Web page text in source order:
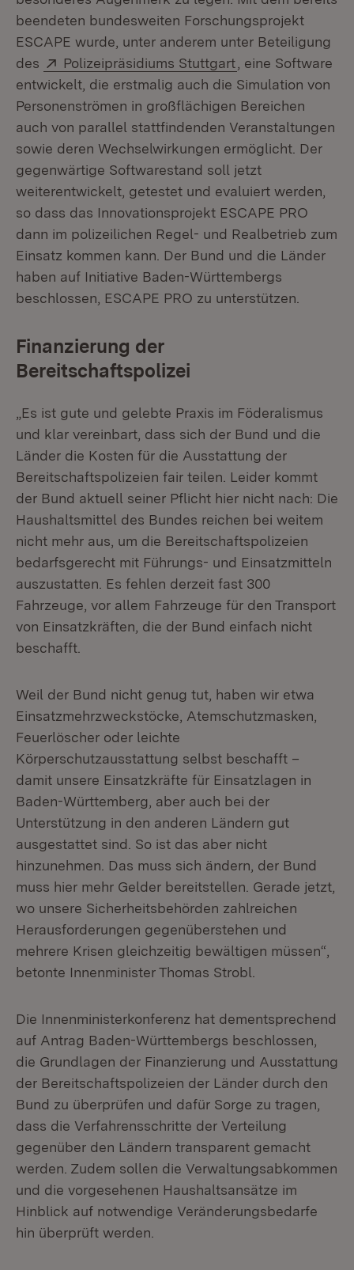
beendeten bundesweiten Forschungsprojekt
ESCAPE wurde, unter anderem unter Beteiligung
des
Extern:
Polizeipräsidiums Stuttgart (Öffnet in neuem
, eine Software
entwickelt, die erstmalig auch die Simulation von
Personenströmen in großflächigen Bereichen
auch von parallel stattfindenden Veranstaltungen
sowie deren Wechselwirkungen ermöglicht. Der
gegenwärtige Softwarestand soll jetzt
weiterentwickelt, getestet und evaluiert werden,
so dass das Innovationsprojekt ESCAPE PRO
dann im polizeilichen Regel- und Realbetrieb zum
Einsatz kommen kann. Der Bund und die Länder
haben auf Initiative Baden-Württembergs
beschlossen, ESCAPE PRO zu unterstützen.
Finanzierung der
Bereitschaftspolizei
„Es ist gute und gelebte Praxis im Föderalismus
und klar vereinbart, dass sich der Bund und die
Länder die Kosten für die Ausstattung der
Bereitschaftspolizeien fair teilen. Leider kommt
der Bund aktuell seiner Pflicht hier nicht nach: Die
Haushaltsmittel des Bundes reichen bei weitem
nicht mehr aus, um die Bereitschaftspolizeien
bedarfsgerecht mit Führungs- und Einsatzmitteln
auszustatten. Es fehlen derzeit fast 300
Fahrzeuge, vor allem Fahrzeuge für den Transport
von Einsatzkräften, die der Bund einfach nicht
beschafft.
Weil der Bund nicht genug tut, haben wir etwa
Einsatzmehrzweckstöcke, Atemschutzmasken,
Feuerlöscher oder leichte
Körperschutzausstattung selbst beschafft –
damit unsere Einsatzkräfte für Einsatzlagen in
Baden-Württemberg, aber auch bei der
Unterstützung in den anderen Ländern gut
ausgestattet sind. So ist das aber nicht
hinzunehmen. Das muss sich ändern, der Bund
muss hier mehr Gelder bereitstellen. Gerade jetzt,
wo unsere Sicherheitsbehörden zahlreichen
Herausforderungen gegenüberstehen und
mehrere Krisen gleichzeitig bewältigen müssen“,
betonte Innenminister Thomas Strobl.
Die Innenministerkonferenz hat dementsprechend
auf Antrag Baden-Württembergs beschlossen,
die Grundlagen der Finanzierung und Ausstattung
der Bereitschaftspolizeien der Länder durch den
Bund zu überprüfen und dafür Sorge zu tragen,
dass die Verfahrensschritte der Verteilung
gegenüber den Ländern transparent gemacht
werden. Zudem sollen die Verwaltungsabkommen
und die vorgesehenen Haushaltsansätze im
Hinblick auf notwendige Veränderungsbedarfe
hin überprüft werden.